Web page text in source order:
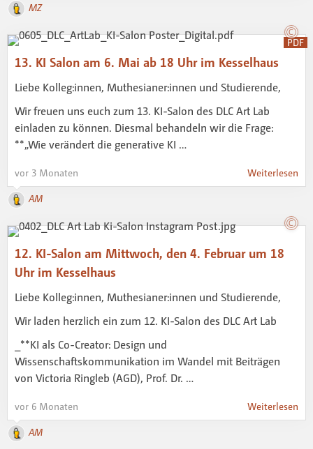
MZ
PDF
13. KI Salon am 6. Mai ab 18 Uhr im Kesselhaus
Liebe Kolleg:innen, Muthesianer:innen und Studierende,
Wir freuen uns euch zum 13. KI-Salon des DLC Art Lab
einladen zu können. Diesmal behandeln wir die Frage:
**„Wie verändert die generative KI …
vor 3 Monaten Weiterlesen
AM
12. KI-Salon am Mittwoch, den 4. Februar um 18
Uhr im Kesselhaus
Liebe Kolleg:innen, Muthesianer:innen und Studierende,
Wir laden herzlich ein zum 12. KI-Salon des DLC Art Lab
_**KI als Co-Creator: Design und
Wissenschaftskommunikation im Wandel mit Beiträgen
von Victoria Ringleb (AGD), Prof. Dr. …
vor 6 Monaten Weiterlesen
AM